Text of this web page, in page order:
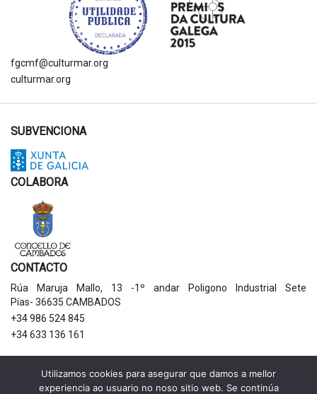
fgcmf@culturmar.org
culturmar.org
SUBVENCIONA
COLABORA
CONTACTO
Rúa Maruja Mallo, 13 -1º andar Poligono Industrial Sete
Pías- 36635 CAMBADOS
+34 986 524 845
+34 633 136 161
AVISOS LEGAIS
Política de privacidade
Utilizamos cookies para asegurar que damos a mellor
experiencia ao usuario no noso sitio web. Se continúa